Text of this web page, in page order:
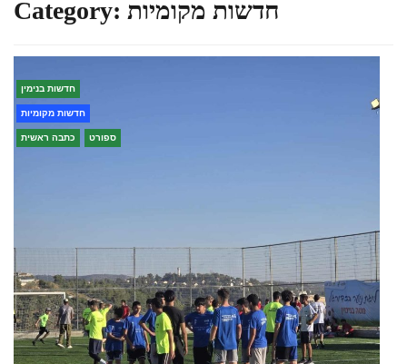
Category: חדשות מקומיות
חדשות בנימין
חדשות מקומיות
כתבה ראשית ספורט